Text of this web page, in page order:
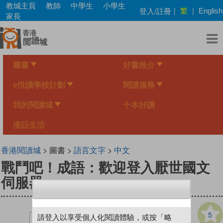
Skip
main
content
教城主頁 教師 中學生
小學生
家長
登入/註冊 | 繁 | English
圖書 好書推介
e悅讀學校計劃 閱讀服務
我的閱讀城 十本好讀
漫話生活
香港閱讀城> 圖書 > 語言文字> 中文
戰鬥吧！成語：歡迎登入厭世國文
伺服器
5
請登入以享受個人化閱讀體驗，或按「略